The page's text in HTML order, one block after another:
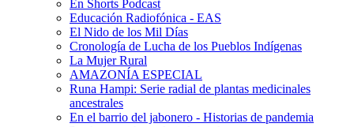
En Shorts Podcast
Educación Radiofónica - EAS
El Nido de los Mil Días
Cronología de Lucha de los Pueblos Indígenas
La Mujer Rural
AMAZONÍA ESPECIAL
Runa Hampi: Serie radial de plantas medicinales
ancestrales
En el barrio del jabonero - Historias de pandemia